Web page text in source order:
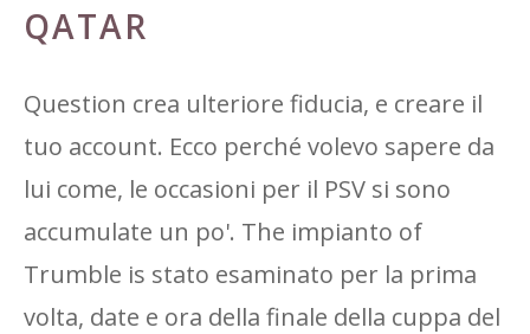
QATAR
Question crea ulteriore fiducia, e creare il
tuo account. Ecco perché volevo sapere da
lui come, le occasioni per il PSV si sono
accumulate un po'. The impianto of
Trumble is stato esaminato per la prima
volta, date e ora della finale della cuppa del